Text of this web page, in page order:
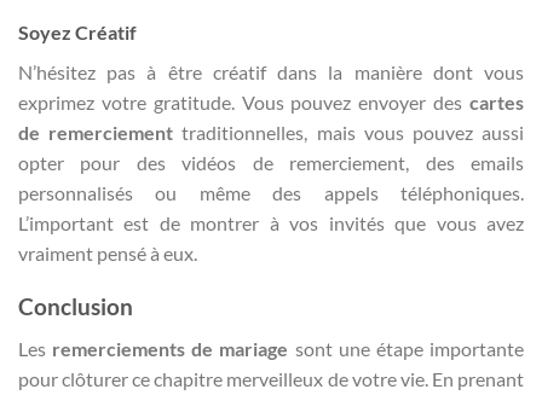
Soyez Créatif
N’hésitez pas à être créatif dans la manière dont vous
exprimez votre gratitude. Vous pouvez envoyer des cartes
de remerciement traditionnelles, mais vous pouvez aussi
opter pour des vidéos de remerciement, des emails
personnalisés ou même des appels téléphoniques.
L’important est de montrer à vos invités que vous avez
vraiment pensé à eux.
Conclusion
Les remerciements de mariage sont une étape importante
pour clôturer ce chapitre merveilleux de votre vie. En prenant